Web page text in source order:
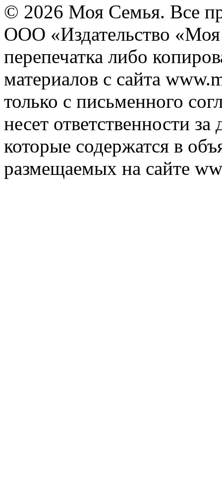
© 2026 Моя Семья. Все
ООО «Издательство
перепечатка либо
материалов с сайта
только с письменного
несет ответственности
которые содержатся в
размещаемых на сайте